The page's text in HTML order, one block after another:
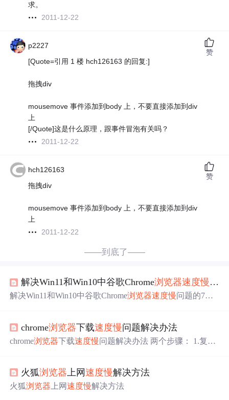
求。
2011-12-22
p2227
[Quote=引用 1 楼 hch126163 的回复:]
拖拽div
mousemove 事件添加到body 上，不要直接添加到div
上
[/Quote]这是什么原理，跟事件冒泡有关吗？
2011-12-22
赞
hch126163
拖拽div
mousemove 事件添加到body 上，不要直接添加到div
上
2011-12-22
赞
——到底了——
解决Win11和Win10中谷歌Chrome浏览器速度慢 问
解决Win11和Win10中谷歌Chrome浏览器速度慢问题的7种
1和Win10中谷歌Chrome浏览器速度慢问题，一起看看吧。
打开 Google Chrome 设置并转到关于菜单以在 Windows 11
Google Chrome 的性能。
chrome浏览器下载速度慢问题解决办法
chrome浏览器下载速度慢问题解决办法 两个步骤： 1.复制
火狐浏览器 上网速度慢解决方法
火狐浏览器 上网速度慢解决方法